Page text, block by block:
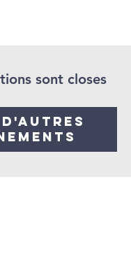
sont closes